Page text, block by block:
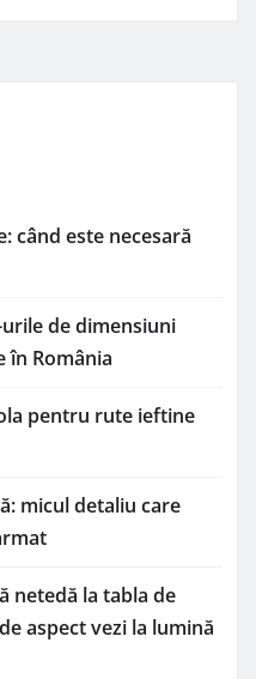
când este necesară
de dimensiuni
în România
pentru rute ieftine
micul detaliu care
netedă la tabla de
aspect vezi la lumină